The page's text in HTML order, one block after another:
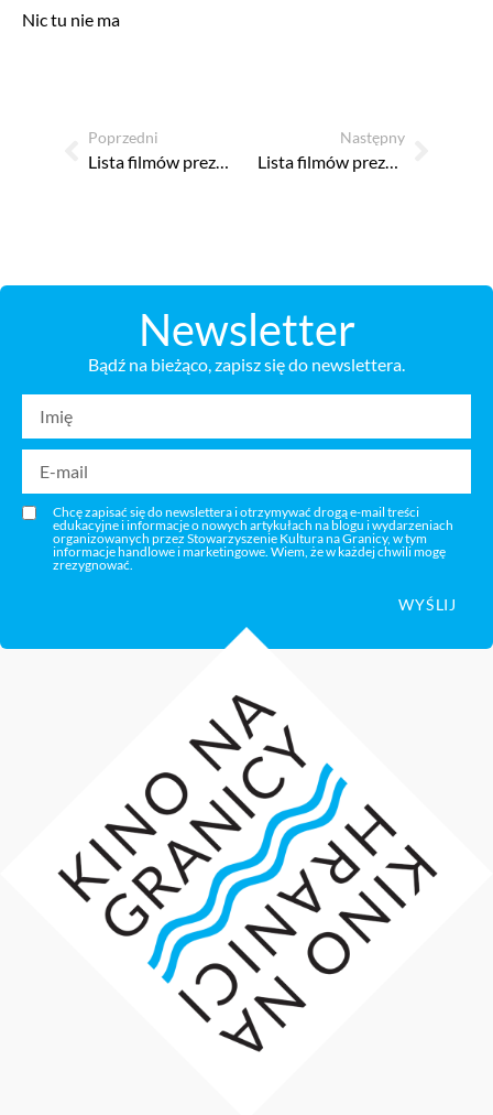
Nic tu nie ma
Poprzedni
Lista filmów prezentowanych na 18. Kinie na Granicy / Hranici
Następny
Lista filmów prezentowanych na 19. Kinie na Granicy / Hranici
Newsletter
Bądź na bieżąco, zapisz się do newslettera.
Chcę zapisać się do newslettera i otrzymywać drogą e-mail treści
edukacyjne i informacje o nowych artykułach na blogu i wydarzeniach
organizowanych przez Stowarzyszenie Kultura na Granicy, w tym
informacje handlowe i marketingowe. Wiem, że w każdej chwili mogę
zrezygnować.
WYŚLIJ